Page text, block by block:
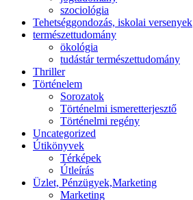
szociológia
Tehetséggondozás, iskolai versenyek
természettudomány
ökológia
tudástár természettudomány
Thriller
Történelem
Sorozatok
Történelmi ismeretterjesztő
Történelmi regény
Uncategorized
Útikönyvek
Térképek
Útleírás
Üzlet, Pénzügyek,Marketing
Marketing